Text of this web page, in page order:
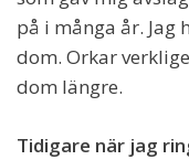
på i många år.
dom. Orkar
dom längre.
Tidigare när jag